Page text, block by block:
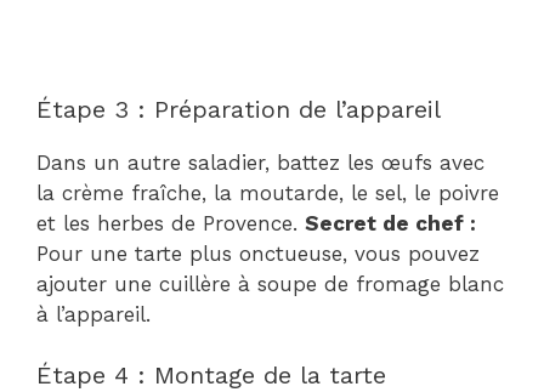
Étape 3 : Préparation de l’appareil
Dans un autre saladier, battez les œufs avec
la crème fraîche, la moutarde, le sel, le poivre
et les herbes de Provence. Secret de chef :
Pour une tarte plus onctueuse, vous pouvez
ajouter une cuillère à soupe de fromage blanc
à l’appareil.
Étape 4 : Montage de la tarte